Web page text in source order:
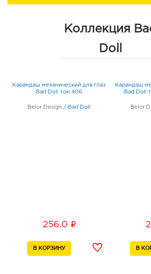
Коллекция
Doll
Карандаш механический для глаз
Bad Doll тон 406
Belor Design / Bad Doll
256.0 i
Карандаш
Bad Doll
Belor